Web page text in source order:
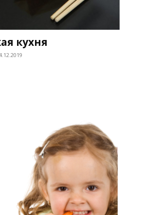
кухня